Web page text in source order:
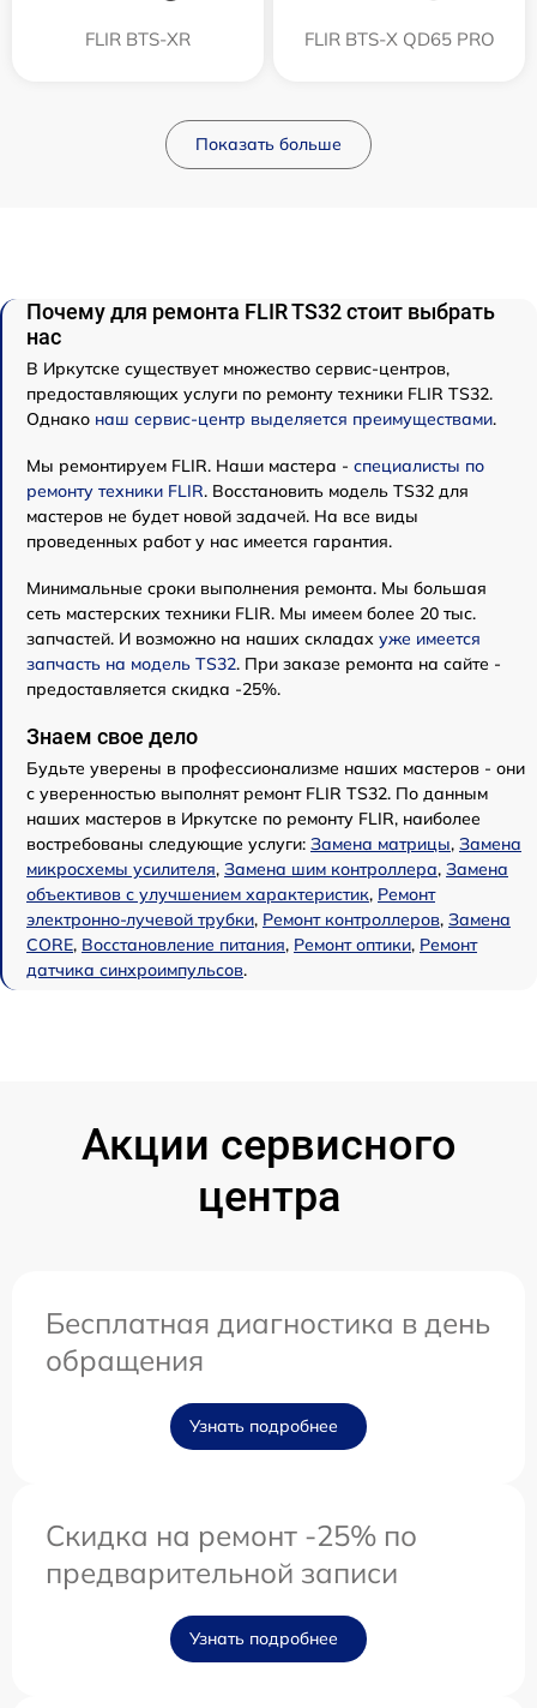
FLIR BTS-XR FLIR BTS-X QD65 PRO
Показать больше
Почему для ремонта FLIR TS32 стоит выбрать
нас
В Иркутске существует множество сервис-центров,
предоставляющих услуги по ремонту техники FLIR TS32.
Однако наш сервис-центр выделяется преимуществами.
Мы ремонтируем FLIR. Наши мастера - специалисты по
ремонту техники FLIR. Восстановить модель TS32 для
мастеров не будет новой задачей. На все виды
проведенных работ у нас имеется гарантия.
Минимальные сроки выполнения ремонта. Мы большая
сеть мастерских техники FLIR. Мы имеем более 20 тыс.
запчастей. И возможно на наших складах уже имеется
запчасть на модель TS32. При заказе ремонта на сайте -
предоставляется скидка -25%.
Знаем свое дело
Будьте уверены в профессионализме наших мастеров - они
с уверенностью выполнят ремонт FLIR TS32. По данным
наших мастеров в Иркутске по ремонту FLIR, наиболее
востребованы следующие услуги: Замена матрицы, Замена
микросхемы усилителя, Замена шим контроллера, Замена
объективов с улучшением характеристик, Ремонт
электронно-лучевой трубки, Ремонт контроллеров, Замена
CORE, Восстановление питания, Ремонт оптики, Ремонт
датчика синхроимпульсов.
Акции сервисного
центра
Бесплатная диагностика в день
обращения
Узнать подробнее
Скидка на ремонт -25% по
предварительной записи
Узнать подробнее